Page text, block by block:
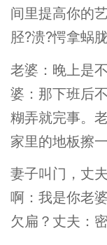
间里提高你的
胫?溃?愕拿蜗
老婆：晚上是
婆：那下班后
糊弄就完事。
家里的地板擦一
妻子叫门，丈
啊：我是你老
欠扁？丈夫：